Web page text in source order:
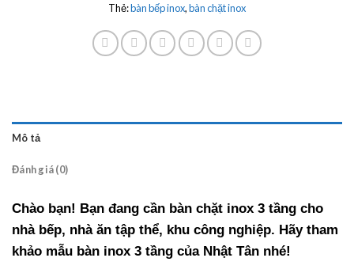
Thẻ:bàn bếp inox,bàn chặt inox
Mô tả
Đánh giá (0)
Chào bạn! Bạn đang cần bàn chặt inox 3 tầng cho
nhà bếp, nhà ăn tập thể, khu công nghiệp. Hãy tham
khảo mẫu bàn inox 3 tầng của Nhật Tân nhé!